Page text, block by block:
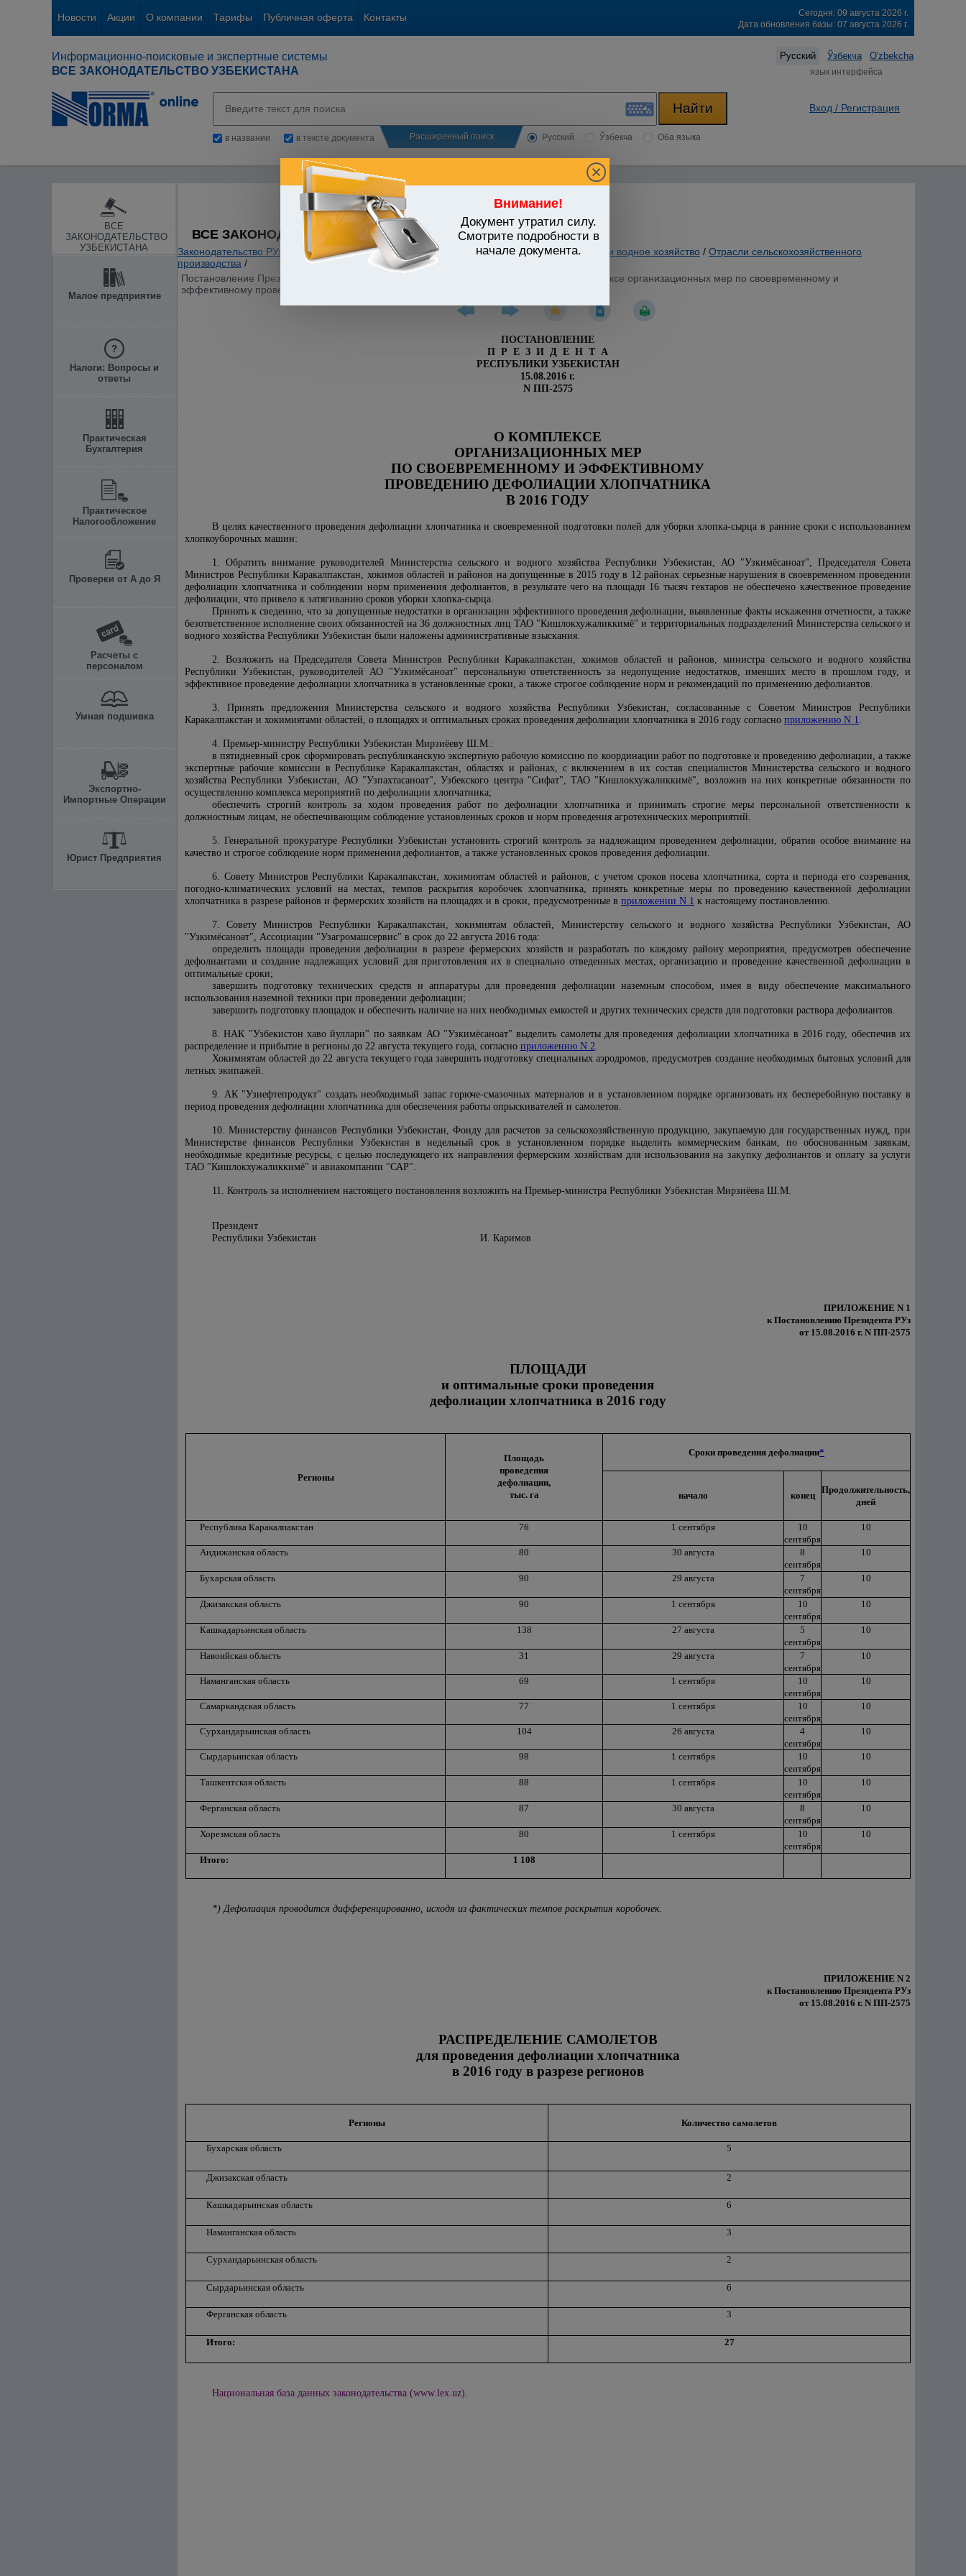
Новости Акции О компании Тарифы Публичная оферта Контакты
Сегодня: 09 августа 2026 г.
Дата обновления базы: 07 августа 2026 г.
Информационно-поисковые и экспертные системы
ВСЕ ЗАКОНОДАТЕЛЬСТВО УЗБЕКИСТАНА
Русский Ўзбекча O'zbekcha
язык интерфейса
в названии в тексте документа Расширенный поиск Русский Ўзбекча Оба языка
Вход / Регистрация
ВСЕ
ЗАКОНОДАТЕЛЬСТВО
УЗБЕКИСТАНА
Малое предприятие
Налоги: Вопросы и
ответы
Практическая
Бухгалтерия
Практическое
Налогообложение
Проверки от А до Я
Расчеты с
персоналом
Умная подшивка
Экспортно-
Импортные Операции
Юрист Предприятия
Внимание!
Документ утратил силу.
Смотрите подробности в
начале документа.
ВСЕ ЗАКОНОДАТЕЛЬСТВО УЗБЕКИСТАНА
Законодательство РУз Отдельные отрасли экономики Утратившие силу акты / Сельское и водное хозяйство / Отрасли сельскохозяйственного
производства /
Постановление Президента Республики Узбекистан от 15.08.2016 г. N ПП-2575 " О комплексе организационных мер по своевременному и
эффективному проведению дефолиации хлопчатника в 2016 году"
ПОСТАНОВЛЕНИЕ
П Р Е З И Д Е Н Т А
РЕСПУБЛИКИ УЗБЕКИСТАН
15.08.2016 г.
N ПП-2575
О КОМПЛЕКСЕ
ОРГАНИЗАЦИОННЫХ МЕР
ПО СВОЕВРЕМЕННОМУ И ЭФФЕКТИВНОМУ
ПРОВЕДЕНИЮ ДЕФОЛИАЦИИ ХЛОПЧАТНИКА
В 2016 ГОДУ
В целях качественного проведения дефолиации хлопчатника и своевременной подготовки полей для уборки хлопка-сырца в ранние сроки с использованием
хлопкоуборочных машин:
1. Обратить внимание руководителей Министерства сельского и водного хозяйства Республики Узбекистан, АО "Узкимёсаноат", Председателя Совета
Министров Республики Каракалпакстан, хокимов областей и районов на допущенные в 2015 году в 12 районах серьезные нарушения в своевременном проведении
дефолиации хлопчатника и соблюдении норм применения дефолиантов, в результате чего на площади 16 тысяч гектаров не обеспечено качественное проведение
дефолиации, что привело к затягиванию сроков уборки хлопка-сырца.
Принять к сведению, что за допущенные недостатки в организации эффективного проведения дефолиации, выявленные факты искажения отчетности, а также
безответственное исполнение своих обязанностей на 36 должностных лиц ТАО "Кишлокхужаликкимё" и территориальных подразделений Министерства сельского и
водного хозяйства Республики Узбекистан были наложены административные взыскания.
2. Возложить на Председателя Совета Министров Республики Каракалпакстан, хокимов областей и районов, министра сельского и водного хозяйства
Республики Узбекистан, руководителей АО "Узкимёсаноат" персональную ответственность за недопущение недостатков, имевших место в прошлом году, и
эффективное проведение дефолиации хлопчатника в установленные сроки, а также строгое соблюдение норм и рекомендаций по применению дефолиантов.
3. Принять предложения Министерства сельского и водного хозяйства Республики Узбекистан, согласованные с Советом Министров Республики
Каракалпакстан и хокимиятами областей, о площадях и оптимальных сроках проведения дефолиации хлопчатника в 2016 году согласно приложению N 1.
4. Премьер-министру Республики Узбекистан Мирзиёеву Ш.М.:
в пятидневный срок сформировать республиканскую экспертную рабочую комиссию по координации работ по подготовке и проведению дефолиации, а также
экспертные рабочие комиссии в Республике Каракалпакстан, областях и районах, с включением в их состав специалистов Министерства сельского и водного
хозяйства Республики Узбекистан, АО "Узпахтасаноат", Узбекского центра "Сифат", ТАО "Кишлокхужаликкимё", возложив на них конкретные обязанности по
осуществлению комплекса мероприятий по дефолиации хлопчатника;
обеспечить строгий контроль за ходом проведения работ по дефолиации хлопчатника и принимать строгие меры персональной ответственности к
должностным лицам, не обеспечивающим соблюдение установленных сроков и норм проведения агротехнических мероприятий.
5. Генеральной прокуратуре Республики Узбекистан установить строгий контроль за надлежащим проведением дефолиации, обратив особое внимание на
качество и строгое соблюдение норм применения дефолиантов, а также установленных сроков проведения дефолиации.
6. Совету Министров Республики Каракалпакстан, хокимиятам областей и районов, с учетом сроков посева хлопчатника, сорта и периода его созревания,
погодно-климатических условий на местах, темпов раскрытия коробочек хлопчатника, принять конкретные меры по проведению качественной дефолиации
хлопчатника в разрезе районов и фермерских хозяйств на площадях и в сроки, предусмотренные в приложении N 1 к настоящему постановлению.
7. Совету Министров Республики Каракалпакстан, хокимиятам областей, Министерству сельского и водного хозяйства Республики Узбекистан, АО
"Узкимёсаноат", Ассоциации "Узагромашсервис" в срок до 22 августа 2016 года:
определить площади проведения дефолиации в разрезе фермерских хозяйств и разработать по каждому району мероприятия, предусмотрев обеспечение
дефолиантами и создание надлежащих условий для приготовления их в специально отведенных местах, организацию и проведение качественной дефолиации в
оптимальные сроки;
завершить подготовку технических средств и аппаратуры для проведения дефолиации наземным способом, имея в виду обеспечение максимального
использования наземной техники при проведении дефолиации;
завершить подготовку площадок и обеспечить наличие на них необходимых емкостей и других технических средств для подготовки раствора дефолиантов.
8. НАК "Узбекистон хаво йуллари" по заявкам АО "Узкимёсаноат" выделить самолеты для проведения дефолиации хлопчатника в 2016 году, обеспечив их
распределение и прибытие в регионы до 22 августа текущего года, согласно приложению N 2.
Хокимиятам областей до 22 августа текущего года завершить подготовку специальных аэродромов, предусмотрев создание необходимых бытовых условий для
летных экипажей.
9. АК "Узнефтепродукт" создать необходимый запас горюче-смазочных материалов и в установленном порядке организовать их бесперебойную поставку в
период проведения дефолиации хлопчатника для обеспечения работы опрыскивателей и самолетов.
10. Министерству финансов Республики Узбекистан, Фонду для расчетов за сельскохозяйственную продукцию, закупаемую для государственных нужд, при
Министерстве финансов Республики Узбекистан в недельный срок в установленном порядке выделить коммерческим банкам, по обоснованным заявкам,
необходимые кредитные ресурсы, с целью последующего их направления фермерским хозяйствам для использования на закупку дефолиантов и оплату за услуги
ТАО "Кишлокхужаликкимё" и авиакомпании "САР".
11. Контроль за исполнением настоящего постановления возложить на Премьер-министра Республики Узбекистан Мирзиёева Ш.М.
Президент
Республики Узбекистан
И. Каримов
ПРИЛОЖЕНИЕ N 1
к Постановлению Президента РУз
от 15.08.2016 г. N ПП-2575
ПЛОЩАДИ
и оптимальные сроки проведения
дефолиации хлопчатника в 2016 году
Регионы
Площадь
проведения
дефолиации,
тыс. га
Сроки проведения дефолиации*
начало конец
Продолжительность,
дней
Республика Каракалпакстан 76 1 сентября
10
сентября
10
Андижанская область 80 30 августа
8
сентября
10
Бухарская область 90 29 августа
7
сентября
10
Джизакская область 90 1 сентября
10
сентября
10
Кашкадарьинская область 138 27 августа
5
сентября
10
Навоийская область 31 29 августа
7
сентября
10
Наманганская область 69 1 сентября
10
сентября
10
Самаркандская область 77 1 сентября
10
сентября
10
Сурхандарьинская область 104 26 августа
4
сентября
10
Сырдарьинская область 98 1 сентября
10
сентября
10
Ташкентская область 88 1 сентября
10
сентября
10
Ферганская область 87 30 августа
8
сентября
10
Хорезмская область 80 1 сентября
10
сентября
10
Итого: 1 108
*) Дефолиация проводится дифференцированно, исходя из фактических темпов раскрытия коробочек.
ПРИЛОЖЕНИЕ N 2
к Постановлению Президента РУз
от 15.08.2016 г. N ПП-2575
РАСПРЕДЕЛЕНИЕ САМОЛЕТОВ
для проведения дефолиации хлопчатника
в 2016 году в разрезе регионов
Регионы Количество самолетов
Бухарская область 5
Джизакская область 2
Кашкадарьинская область 6
Наманганская область 3
Сурхандарьинская область 2
Сырдарьинская область 6
Ферганская область 3
Итого: 27
Национальная база данных законодательства (www.lex.uz).